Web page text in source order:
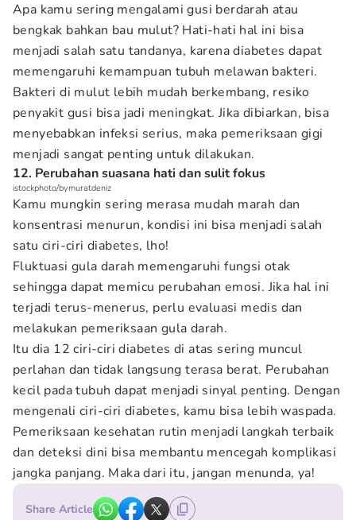
Apa kamu sering mengalami gusi berdarah atau
bengkak bahkan bau mulut? Hati-hati hal ini bisa
menjadi salah satu tandanya, karena diabetes dapat
memengaruhi kemampuan tubuh melawan bakteri.
Bakteri di mulut lebih mudah berkembang, resiko
penyakit gusi bisa jadi meningkat. Jika dibiarkan, bisa
menyebabkan infeksi serius, maka pemeriksaan gigi
menjadi sangat penting untuk dilakukan.
12. Perubahan suasana hati dan sulit fokus
istockphoto/bymuratdeniz
Kamu mungkin sering merasa mudah marah dan
konsentrasi menurun, kondisi ini bisa menjadi salah
satu ciri-ciri diabetes, lho!
Fluktuasi gula darah memengaruhi fungsi otak
sehingga dapat memicu perubahan emosi. Jika hal ini
terjadi terus-menerus, perlu evaluasi medis dan
melakukan pemeriksaan gula darah.
Itu dia 12 ciri-ciri diabetes di atas sering muncul
perlahan dan tidak langsung terasa berat. Perubahan
kecil pada tubuh dapat menjadi sinyal penting. Dengan
mengenali ciri-ciri diabetes, kamu bisa lebih waspada.
Pemeriksaan kesehatan rutin menjadi langkah terbaik
dan deteksi dini bisa membantu mencegah komplikasi
jangka panjang. Maka dari itu, jangan menunda, ya!
Share Article